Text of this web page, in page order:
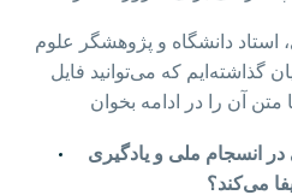
استاد دانشگاه و پژوهشگر علوم
گذاشته‌ایم که می‌توانید فایل
آن را در ادامه بخوان
در انسجام ملی و یادگیری
می‌کند؟